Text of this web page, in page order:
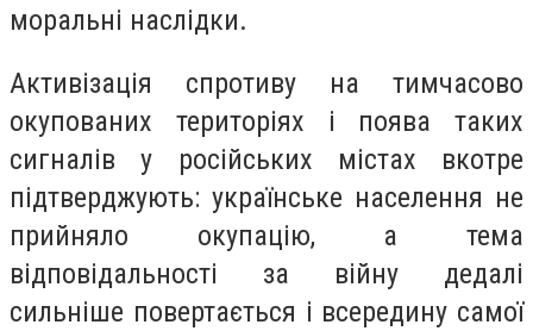
моральні наслідки.
Активізація спротиву на тимчасово
окупованих територіях і поява таких
сигналів у російських містах вкотре
підтверджують: українське населення не
прийняло окупацію, а тема
відповідальності за війну дедалі
сильніше повертається і всередину самої